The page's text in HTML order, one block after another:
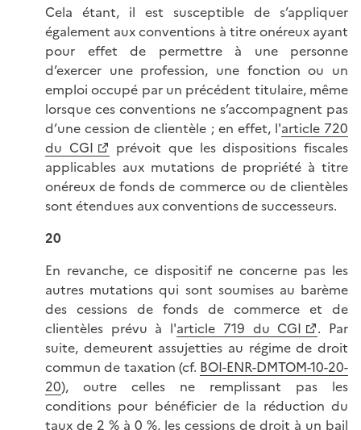
Cela étant, il est susceptible de s’appliquer
également aux conventions à titre onéreux ayant
pour effet de permettre à une personne
d’exercer une profession, une fonction ou un
emploi occupé par un précédent titulaire, même
lorsque ces conventions ne s’accompagnent pas
d’une cession de clientèle ; en effet, l'article 720
du CGI
prévoit que les dispositions fiscales
applicables aux mutations de propriété à titre
onéreux de fonds de commerce ou de clientèles
sont étendues aux conventions de successeurs.
20
En revanche, ce dispositif ne concerne pas les
autres mutations qui sont soumises au barème
des cessions de fonds de commerce et de
clientèles prévu à l'article 719 du CGI
. Par
suite, demeurent assujetties au régime de droit
commun de taxation (cf. BOI-ENR-DMTOM-10-20-
20), outre celles ne remplissant pas les
conditions pour bénéficier de la réduction du
taux de 2 % à 0 %, les cessions de droit à un bail